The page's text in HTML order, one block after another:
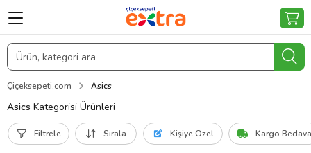
Çiçeksepeti.com Asics
Asics Kategorisi Ürünleri
Filtrele Sırala Kişiye Özel Kargo Bedava